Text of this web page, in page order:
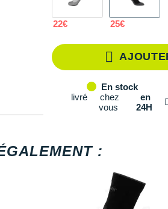
L En rupture
22€ 25€
En stock
livré
chez
vous
en
24H
: